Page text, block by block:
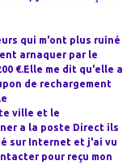
qui m'ont plus ruiné
arnaquer par le
€.Elle me dit qu'elle a
de rechargement
ville et le
a la poste Direct ils
sur Internet et j'ai vu
pour reçu mon